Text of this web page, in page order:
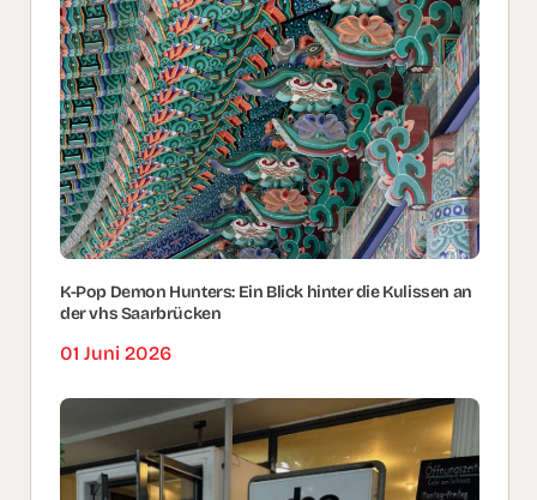
K-Pop Demon Hunters: Ein Blick hinter die Kulissen an
der vhs Saarbrücken
01 Juni 2026